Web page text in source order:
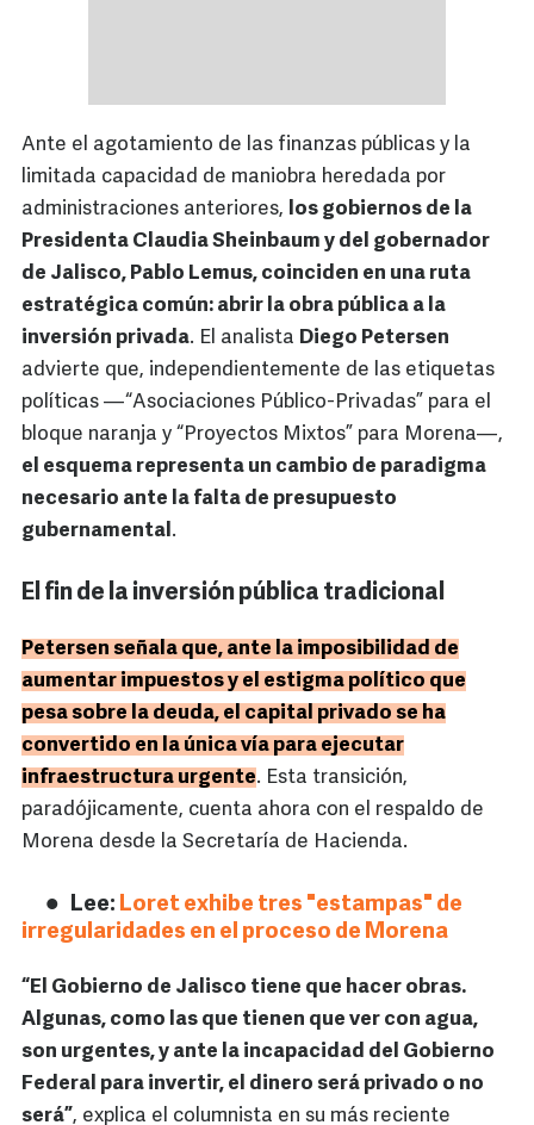
Ante el agotamiento de las finanzas públicas y la
limitada capacidad de maniobra heredada por
administraciones anteriores, los gobiernos de la
Presidenta Claudia Sheinbaum y del gobernador
de Jalisco, Pablo Lemus, coinciden en una ruta
estratégica común: abrir la obra pública a la
inversión privada. El analista Diego Petersen
advierte que, independientemente de las etiquetas
políticas —“Asociaciones Público-Privadas” para el
bloque naranja y “Proyectos Mixtos” para Morena—,
el esquema representa un cambio de paradigma
necesario ante la falta de presupuesto
gubernamental.
El fin de la inversión pública tradicional
Petersen señala que, ante la imposibilidad de
aumentar impuestos y el estigma político que
pesa sobre la deuda, el capital privado se ha
convertido en la única vía para ejecutar
infraestructura urgente. Esta transición,
paradójicamente, cuenta ahora con el respaldo de
Morena desde la Secretaría de Hacienda.
Lee: Loret exhibe tres "estampas" de
irregularidades en el proceso de Morena
“El Gobierno de Jalisco tiene que hacer obras.
Algunas, como las que tienen que ver con agua,
son urgentes, y ante la incapacidad del Gobierno
Federal para invertir, el dinero será privado o no
será”, explica el columnista en su más reciente